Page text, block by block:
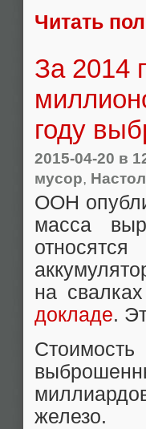
Читать
За 2014
году
2015-04-20 в
мусор,
ООН
масса
на
докладе.
железо.